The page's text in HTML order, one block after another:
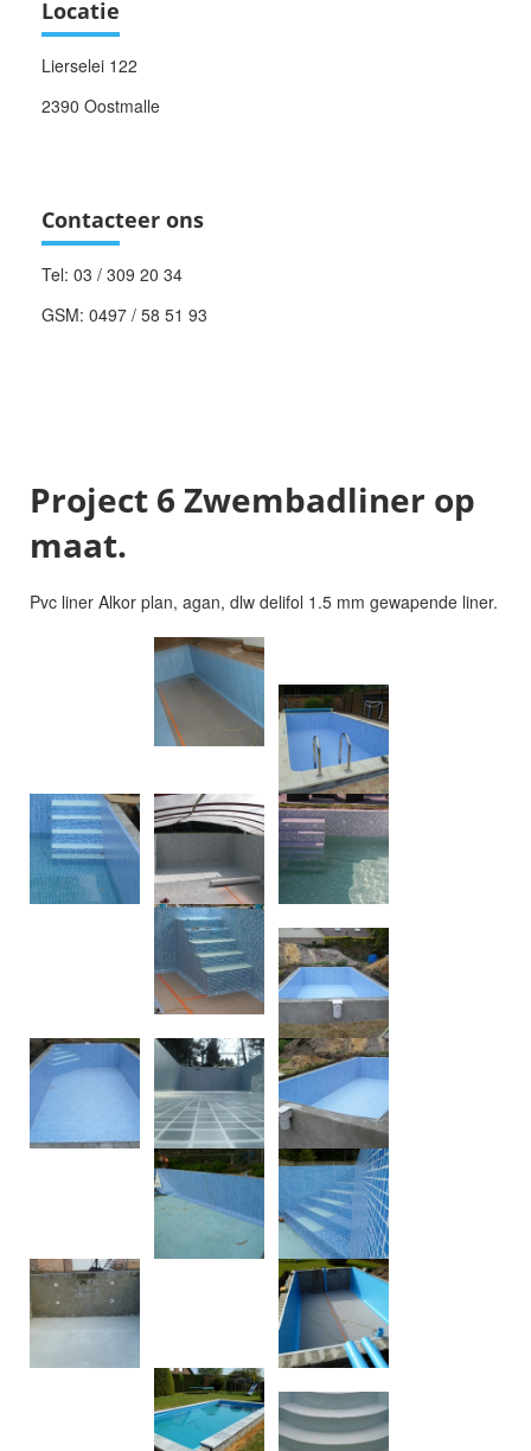
Locatie
Lierselei 122
2390 Oostmalle
Contacteer ons
Tel: 03 / 309 20 34
GSM: 0497 / 58 51 93
Project 6 Zwembadliner op
maat.
Pvc liner Alkor plan, agan, dlw delifol 1.5 mm gewapende liner.